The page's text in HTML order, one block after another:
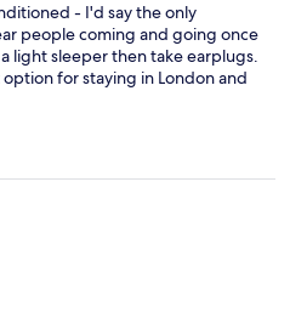
- I'd say the only
people coming and going once
light sleeper then take earplugs.
for staying in London and